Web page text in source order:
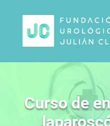
Curso de